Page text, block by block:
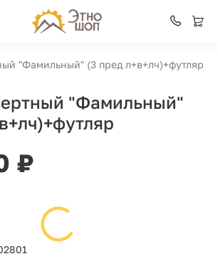
"Фамильный" (3 пред л+в+лч)+футляр
"Фамильный"
₽